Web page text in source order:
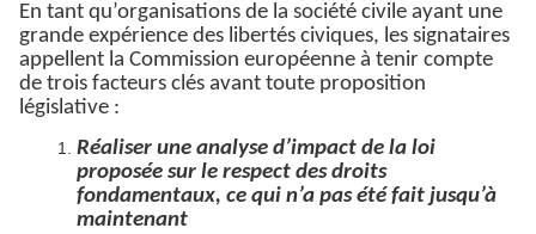
En tant qu’organisations de la société civile ayant une
grande expérience des libertés civiques, les signataires
appellent la Commission européenne à tenir compte
de trois facteurs clés avant toute proposition
législative :
Réaliser une analyse d’impact de la loi
proposée sur le respect des droits
fondamentaux, ce qui n’a pas été fait jusqu’à
maintenant